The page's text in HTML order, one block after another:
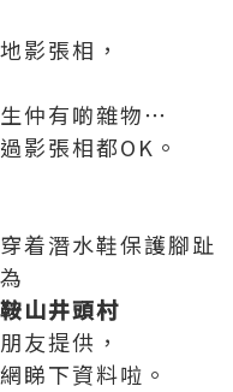
影張相，
仲有啲雜物⋯
影張相都OK。
着潛水鞋保護腳趾
山井頭村
友提供，
睇下資料啦。